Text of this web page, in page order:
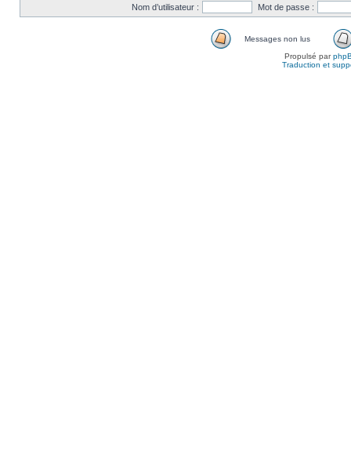
Nom d’utilisateur : Mot de passe :
Messages non lus
Propulsé par
Traduction et